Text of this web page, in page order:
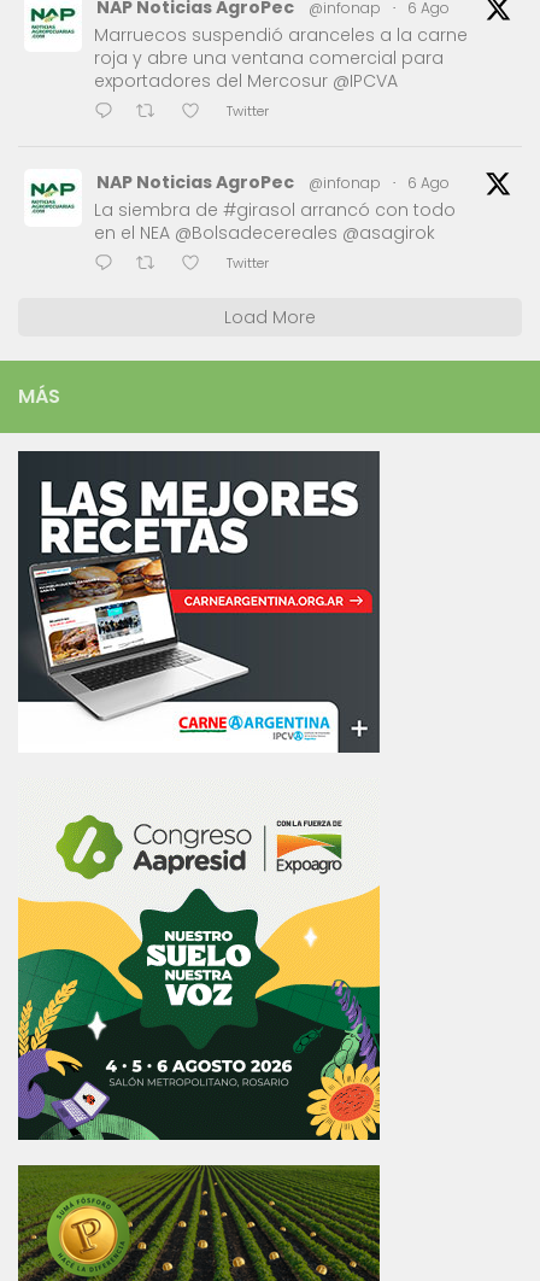
NAP Noticias AgroPec @infonap · 6 Ago
Marruecos suspendió aranceles a la carne
roja y abre una ventana comercial para
exportadores del Mercosur @IPCVA
Twitter
NAP Noticias AgroPec @infonap · 6 Ago
La siembra de #girasol arrancó con todo
en el NEA @Bolsadecereales @asagirok
Twitter
Load More
MÁS